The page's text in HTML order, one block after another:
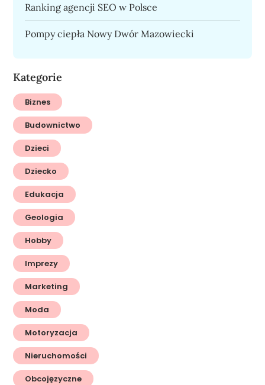
Ranking agencji SEO w Polsce
Pompy ciepła Nowy Dwór Mazowiecki
Kategorie
Biznes
Budownictwo
Dzieci
Dziecko
Edukacja
Geologia
Hobby
Imprezy
Marketing
Moda
Motoryzacja
Nieruchomości
Obcojęzyczne